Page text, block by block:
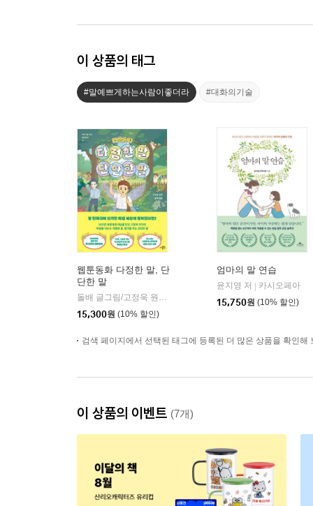
이 상품의 태그
#말예쁘게하는사람이좋더라 #대화의기술
웹툰동화 다정한 말, 단
단한 말
돌배 글그림/고정욱 원저
15,300원 (10% 할인)
엄마의 말 연습
윤지영 저
카시오페아
15,750원 (10% 할인)
검색 페이지에서 선택된 태그에 등록된 더 많은 상품을 확인해
이 상품의 이벤트 (7개)